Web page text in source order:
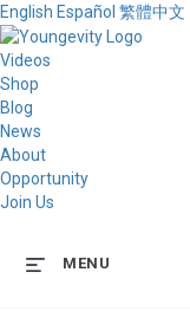
English Español 繁體中文
Videos
Shop
Blog
News
About
Opportunity
Join Us
MENU